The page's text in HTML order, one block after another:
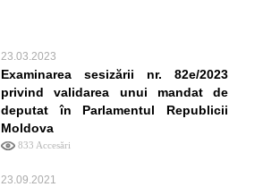
23.03.2023
Examinarea sesizării nr. 82e/2023
privind validarea unui mandat de
deputat în Parlamentul Republicii
Moldova
833 Accesări
23.09.2021